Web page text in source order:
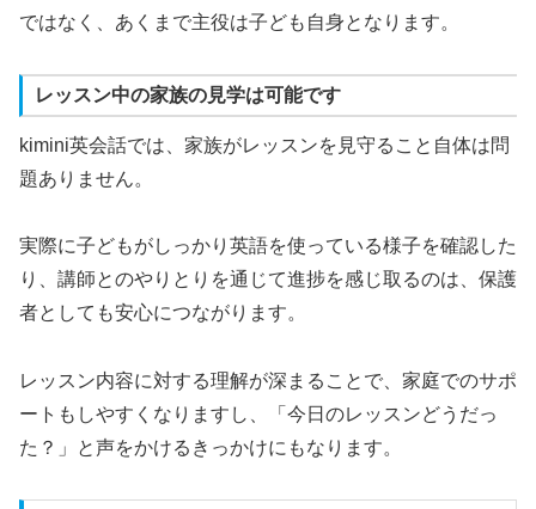
ではなく、あくまで主役は子ども自身となります。
レッスン中の家族の見学は可能です
kimini英会話では、家族がレッスンを見守ること自体は問
題ありません。
実際に子どもがしっかり英語を使っている様子を確認した
り、講師とのやりとりを通じて進捗を感じ取るのは、保護
者としても安心につながります。
レッスン内容に対する理解が深まることで、家庭でのサポ
ートもしやすくなりますし、「今日のレッスンどうだっ
た？」と声をかけるきっかけにもなります。